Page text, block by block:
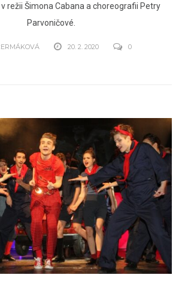
režii Šimona Cabana a choreografii Petry
Parvoničové.
20. 2. 2020 0